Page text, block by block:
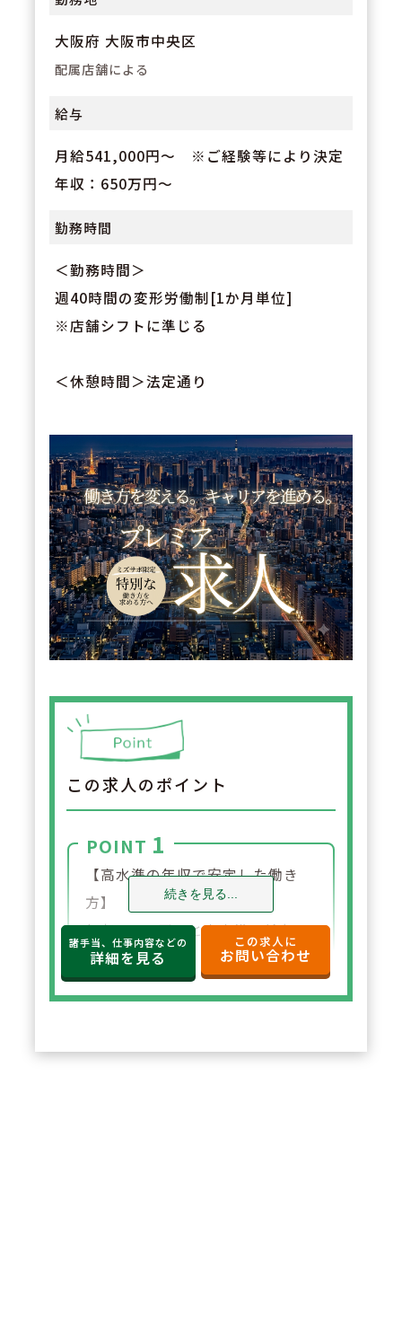
大阪府 大阪市中央区
配属店舗による
給与
月給541,000円～ ※ご経験等により決定
年収：650万円～
勤務時間
＜勤務時間＞
週40時間の変形労働制[1か月単位]
※店舗シフトに準じる
＜休憩時間＞法定通り
この求人のポイント
POINT 1
【高水準の年収で安定した働き
方】
年収650万円～と高水準の給与設
定。年俸制で収入の見通しも立て
やすく、選択した都道府県内で安
続きを見る...
諸手当、仕事内容などの
詳細を見る
この求人に
お問い合わせ